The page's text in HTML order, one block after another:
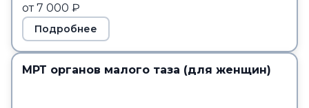
от 7 000 ₽
Подробнее
МРТ органов малого таза (для женщин)